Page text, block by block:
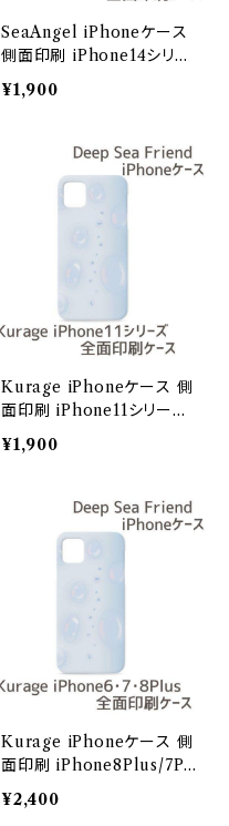
SeaAngel iPhoneケース
側面印刷 iPhone14シリー
ズ【Deep Sea Friends】/i
Phone14
¥1,900
Kurage iPhoneケース 側
面印刷 iPhone11シリーズ
【Deep Sea Friends】/iPh
one11
¥1,900
Kurage iPhoneケース 側
面印刷 iPhone8Plus/7Pl
us/6Plus/6sPlus 【Deep
Sea Friends】
¥2,400